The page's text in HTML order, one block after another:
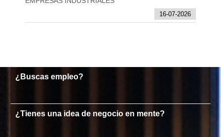
16-07-2026
¿Buscas empleo?
¿Tienes una idea de negocio en mente?